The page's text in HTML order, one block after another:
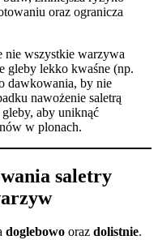
oraz ogranicza
nie wszystkie warzywa
gleby lekko kwaśne (np.
dawkowania, by nie
nawożenie saletrą
aby uniknąć
w plonach.
saletry
doglebowo oraz dolistnie.